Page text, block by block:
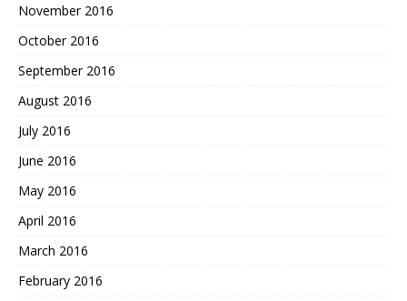
November 2016
October 2016
September 2016
August 2016
July 2016
June 2016
May 2016
April 2016
March 2016
February 2016